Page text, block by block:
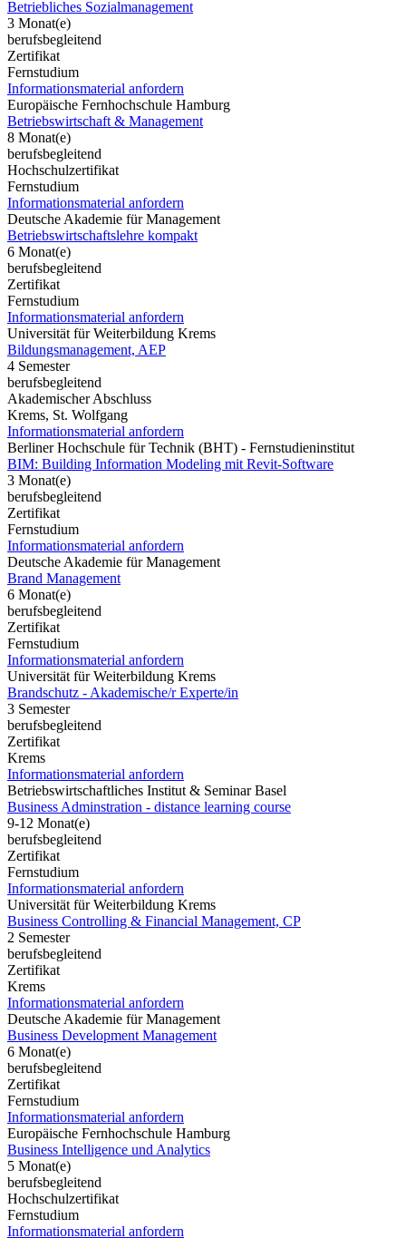
Betriebliches Sozialmanagement
3 Monat(e)
berufsbegleitend
Zertifikat
Fernstudium
Informationsmaterial anfordern
Europäische Fernhochschule Hamburg
Betriebswirtschaft & Management
8 Monat(e)
berufsbegleitend
Hochschulzertifikat
Fernstudium
Informationsmaterial anfordern
Deutsche Akademie für Management
Betriebswirtschaftslehre kompakt
6 Monat(e)
berufsbegleitend
Zertifikat
Fernstudium
Informationsmaterial anfordern
Universität für Weiterbildung Krems
Bildungsmanagement, AEP
4 Semester
berufsbegleitend
Akademischer Abschluss
Krems, St. Wolfgang
Informationsmaterial anfordern
Berliner Hochschule für Technik (BHT) - Fernstudieninstitut
BIM: Building Information Modeling mit Revit-Software
3 Monat(e)
berufsbegleitend
Zertifikat
Fernstudium
Informationsmaterial anfordern
Deutsche Akademie für Management
Brand Management
6 Monat(e)
berufsbegleitend
Zertifikat
Fernstudium
Informationsmaterial anfordern
Universität für Weiterbildung Krems
Brandschutz - Akademische/r Experte/in
3 Semester
berufsbegleitend
Zertifikat
Krems
Informationsmaterial anfordern
Betriebswirtschaftliches Institut & Seminar Basel
Business Adminstration - distance learning course
9-12 Monat(e)
berufsbegleitend
Zertifikat
Fernstudium
Informationsmaterial anfordern
Universität für Weiterbildung Krems
Business Controlling & Financial Management, CP
2 Semester
berufsbegleitend
Zertifikat
Krems
Informationsmaterial anfordern
Deutsche Akademie für Management
Business Development Management
6 Monat(e)
berufsbegleitend
Zertifikat
Fernstudium
Informationsmaterial anfordern
Europäische Fernhochschule Hamburg
Business Intelligence und Analytics
5 Monat(e)
berufsbegleitend
Hochschulzertifikat
Fernstudium
Informationsmaterial anfordern